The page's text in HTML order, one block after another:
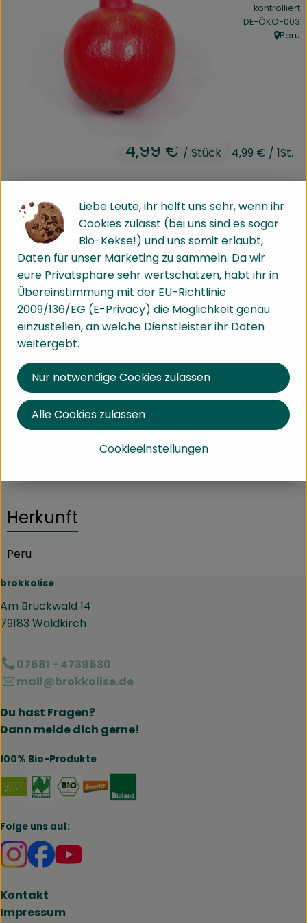
Speisekammer
Bäckerei
Biokiste
Biomarkt Waldkirch
Über brokkolise
Wissenswertes
4,99 € / Stück 4,99 € / 1St.
kontrolliert
, Kontrollstelle:
DE-ÖKO-003
,Peru
hinzufügen
Produkt zum Warenkorb
Stück
#2559 4,99 €
Handelsklasse II
Info
Info
Produktinformationen
Herkunft
Peru
brokkolise
Am Bruckwald 14
79183 Waldkirch
07681 - 4739630
mail@brokkolise.de
Du hast Fragen?
Dann melde dich gerne!
100% Bio-Produkte
Externer Link zu https://www.naturland.de/de/
Externer Link zu https://www.bmel.de/
Folge uns auf:
Externer Link zu https://www.instagram.com/
Externer Link zu https://www.facebook.com/
Kontakt
Impressum
Liebe Leute, ihr helft uns sehr, wenn ihr
Cookies zulasst (bei uns sind es sogar
Bio-Kekse!) und uns somit erlaubt,
Daten für unser Marketing zu sammeln. Da wir
eure Privatsphäre sehr wertschätzen, habt ihr in
Übereinstimmung mit der EU-Richtlinie
2009/136/EG (E-Privacy) die Möglichkeit genau
einzustellen, an welche Dienstleister ihr Daten
weitergebt.
Cookieeinstellungen
Nur notwendige Cookies zulassen
Alle Cookies zulassen